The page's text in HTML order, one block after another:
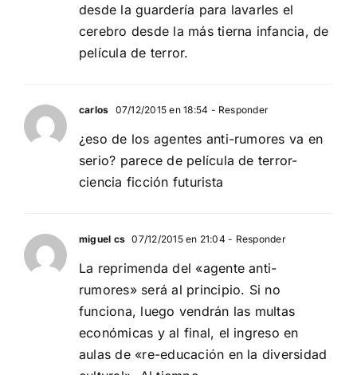
desde la guardería para lavarles el
cerebro desde la más tierna infancia, de
película de terror.
carlos 07/12/2015 en 18:54 - Responder
¿eso de los agentes anti-rumores va en
serio? parece de película de terror-
ciencia ficción futurista
miguel cs 07/12/2015 en 21:04 - Responder
La reprimenda del «agente anti-
rumores» será al principio. Si no
funciona, luego vendrán las multas
económicas y al final, el ingreso en
aulas de «re-educación en la diversidad